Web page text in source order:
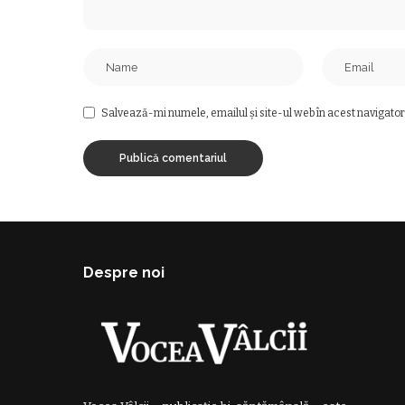
Salvează-mi numele, emailul și site-ul web în acest
Despre noi